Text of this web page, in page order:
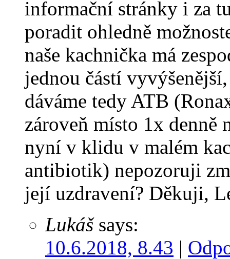
informační stránky i za
poradit ohledně
naše kachnička má
jednou částí
dáváme tedy ATB
zároveň místo 1x denně
nyní v klidu v malém
antibiotik) nepozoruji
její uzdravení? Děkuji,
Lukáš says:
10.6.2018, 8.43 |